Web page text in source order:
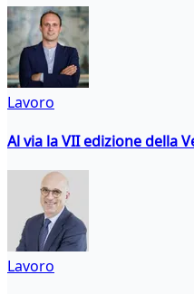
Lavoro
Al via la VII edizione della
Lavoro